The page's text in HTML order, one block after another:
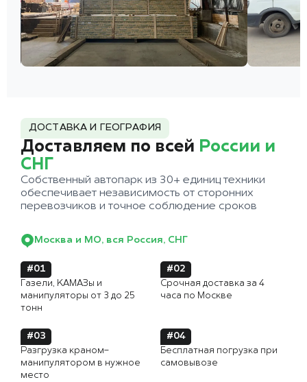
ДОСТАВКА И ГЕОГРАФИЯ
Доставляем по всей России и
СНГ
Собственный автопарк из 30+ единиц техники
обеспечивает независимость от сторонних
перевозчиков и точное соблюдение сроков
Москва и МО, вся Россия, СНГ
#01
Газели, КАМАЗы и
манипуляторы от 3 до 25
тонн
#02
Срочная доставка за 4
часа по Москве
#03
Разгрузка краном-
манипулятором в нужное
место
#04
Бесплатная погрузка при
самовывозе